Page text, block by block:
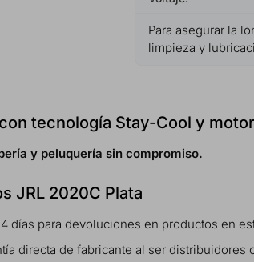
Para asegurar la
limpieza y
tecnología Stay-Cool y
y peluquería sin compromiso.
JRL 2020C Plata
días para devoluciones en productos en
directa de fabricante al ser distribuidores